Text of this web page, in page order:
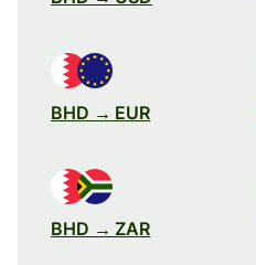
BHD → EUR
BHD → ZAR